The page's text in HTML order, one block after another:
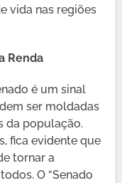
vida nas regiões
Renda
é um sinal
ser moldadas
da população.
fica evidente que
tornar a
O “Senado